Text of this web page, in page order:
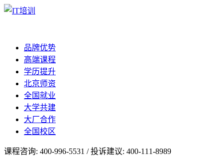
品牌优势
高端课程
学历提升
北京师资
全国就业
大学共建
大厂合作
全国校区
课程咨询: 400-996-5531 / 投诉建议: 400-111-8989